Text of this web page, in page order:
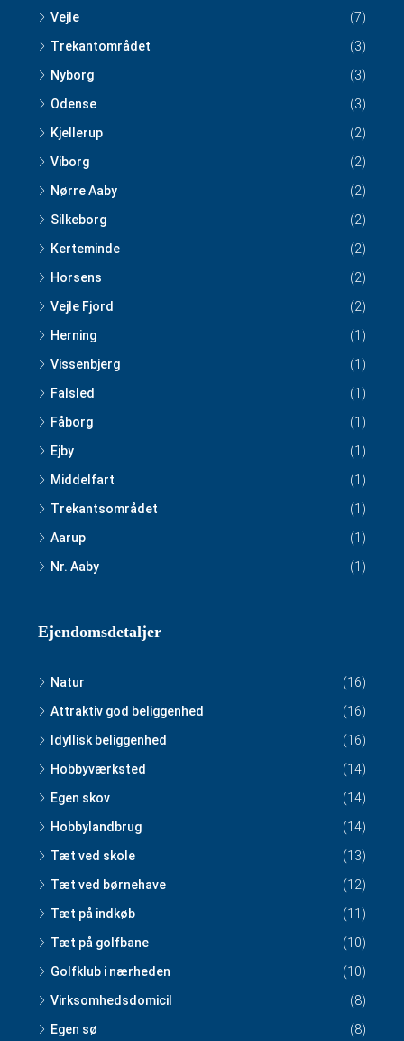
Vejle
(7)
Trekantområdet
(3)
Nyborg
(3)
Odense
(3)
Kjellerup
(2)
Viborg
(2)
Nørre Aaby
(2)
Silkeborg
(2)
Kerteminde
(2)
Horsens
(2)
Vejle Fjord
(2)
Herning
(1)
Vissenbjerg
(1)
Falsled
(1)
Fåborg
(1)
Ejby
(1)
Middelfart
(1)
Trekantsområdet
(1)
Aarup
(1)
Nr. Aaby
(1)
Ejendomsdetaljer
Natur
(16)
Attraktiv god beliggenhed
(16)
Idyllisk beliggenhed
(16)
Hobbyværksted
(14)
Egen skov
(14)
Hobbylandbrug
(14)
Tæt ved skole
(13)
Tæt ved børnehave
(12)
Tæt på indkøb
(11)
Tæt på golfbane
(10)
Golfklub i nærheden
(10)
Virksomhedsdomicil
(8)
Egen sø
(8)